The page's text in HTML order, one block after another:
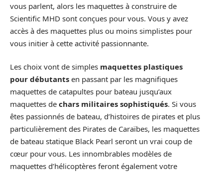
vous parlent, alors les maquettes à construire de
Scientific MHD sont conçues pour vous. Vous y avez
accès à des maquettes plus ou moins simplistes pour
vous initier à cette activité passionnante.
Les choix vont de simples maquettes plastiques
pour débutants en passant par les magnifiques
maquettes de catapultes pour bateau jusqu’aux
maquettes de chars militaires sophistiqués. Si vous
êtes passionnés de bateau, d’histoires de pirates et plus
particulièrement des Pirates de Caraïbes, les maquettes
de bateau statique Black Pearl seront un vrai coup de
cœur pour vous. Les innombrables modèles de
maquettes d’hélicoptères feront également votre